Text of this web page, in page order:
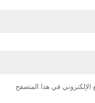
في هذا المتصفح